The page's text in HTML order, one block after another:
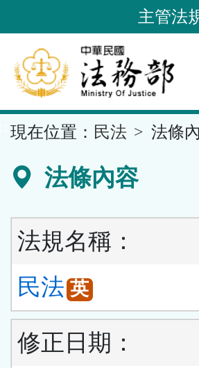
到
要
內
容
區
主管法
現在位置： 民法 法條
法條內容
法規名稱：
民法 英
修正日期：